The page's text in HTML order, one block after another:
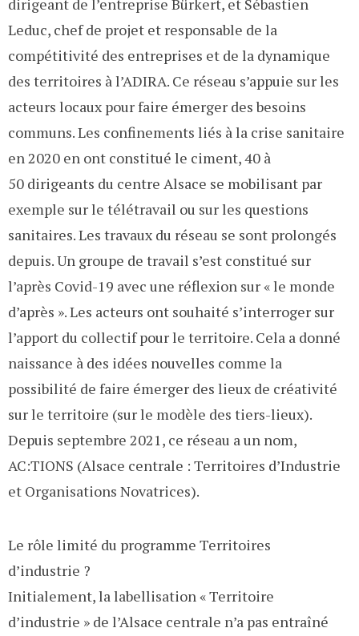
Leduc, chef de projet et responsable de la
compétitivité des entreprises et de la dynamique
des territoires à l’ADIRA. Ce réseau s’appuie sur les
acteurs locaux pour faire émerger des besoins
communs. Les confinements liés à la crise sanitaire
en 2020 en ont constitué le ciment, 40 à
50 dirigeants du centre Alsace se mobilisant par
exemple sur le télétravail ou sur les questions
sanitaires. Les travaux du réseau se sont prolongés
depuis. Un groupe de travail s’est constitué sur
l’après Covid-19 avec une réflexion sur « le monde
d’après ». Les acteurs ont souhaité s’interroger sur
l’apport du collectif pour le territoire. Cela a donné
naissance à des idées nouvelles comme la
possibilité de faire émerger des lieux de créativité
sur le territoire (sur le modèle des tiers-lieux).
Depuis septembre 2021, ce réseau a un nom,
AC:TIONS (Alsace centrale : Territoires d’Industrie
et Organisations Novatrices).
Le rôle limité du programme Territoires
d’industrie ?
Initialement, la labellisation « Territoire
d’industrie » de l’Alsace centrale n’a pas entraîné